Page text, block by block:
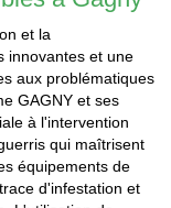
et la
innovantes et une
aux problématiques
GAGNY et ses
à l'intervention
qui maîtrisent
équipements de
d'infestation et